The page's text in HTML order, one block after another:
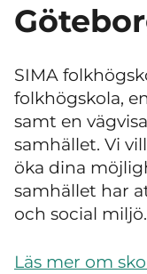
SIMA
folkhögskola,
samt en
samhället. Vi
öka dina
samhället har
och social miljö.
Läs mer om